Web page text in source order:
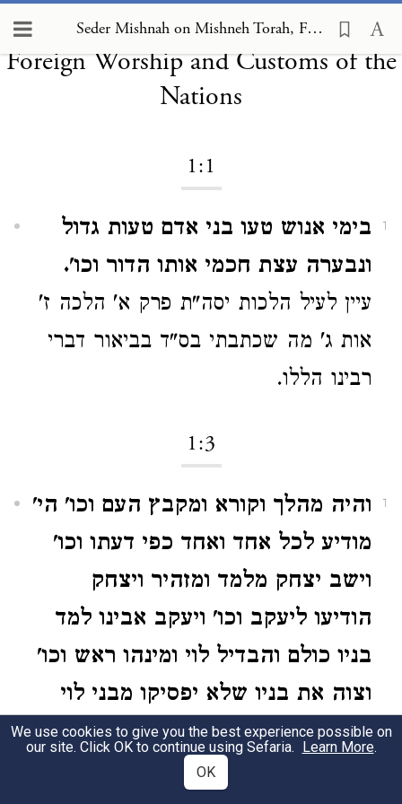
Seder Mishnah on Mishneh Torah, Foreign Worship and Customs of the Nations 1:1
Seder Mishnah on Mishneh Torah,
Foreign Worship and Customs of the
Nations
1:1
1
בימי אנוש טעו בני אדם טעות גדול
ונבערה עצת חכמי אותו הדור וכו'.
עיין לעיל הלכות יסה"ת פרק א' הלכה ז'
אות ג' מה שכתבתי בס"ד בביאור דברי
רבינו הללו.
1:3
1
והיה מהלך וקורא ומקבץ העם וכו' הי'
מודיע לכל אחד ואחד כפי דעתו וכו'
וישב יצחק מלמד ומזהיר ויצחק
הודיעו ליעקב וכו' ויעקב אבינו למד
בניו כולם והבדיל לוי ומינהו ראש וכו'
וצוה את בניו שלא יפסיקו מבני לוי
ממונה אחר ממונה וכו'.לעיל בהלכות
יסה"ת פ' ב' הלכה ב' בארתי בס"ד דברי
We use cookies to give you the best experience possible on
our site. Click OK to continue using Sefaria. Learn More.
OK